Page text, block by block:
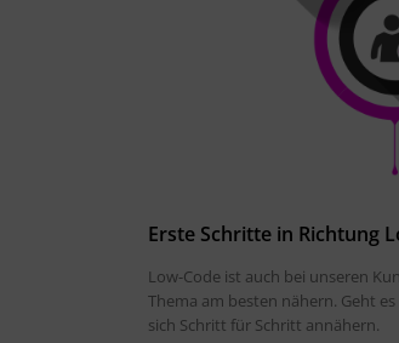
Erste Schritte in Richtung
Low-Code ist auch bei unseren
Thema am besten nähern. Geht
sich Schritt für Schritt annähern.